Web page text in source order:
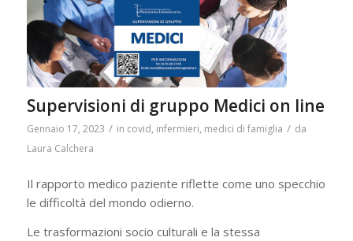
Supervisioni di gruppo Medici on line
Gennaio 17, 2023 / in covid, infermieri, medici di famiglia / da
Laura Calchera
Il rapporto medico paziente riflette come uno specchio
le difficoltà del mondo odierno.
Le trasformazioni socio culturali e la stessa